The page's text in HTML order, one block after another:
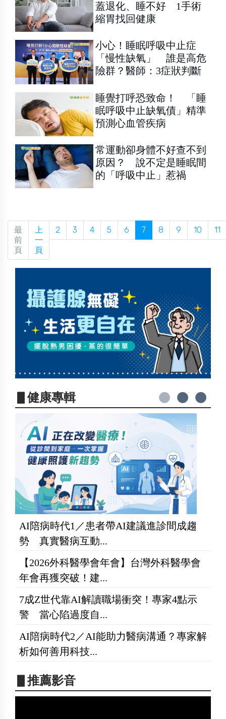
蓋退化、睡不好 1手術
縮胃找回健康
小心！睡眠呼吸中止症
「慢性缺氧」 誰是高危
險群？醫師：3症狀判斷
睡覺打呼恐致命！ 「睡
眠呼吸中止缺氧債」精準
預測心血管疾病
常運動卻身體不好查不到
原因？ 說不定是睡眠間
的「呼吸中止」惹禍
最
前
頁
上
一
頁
2 3 4 5 6 7 8 9 10 11
▋健康專輯
AI陪病時代1／患者帶AI建議進診間成趨
勢 真實醫病互動...
【2026外科醫學會年會】台灣外科醫學會
年會再獲突破！建...
7成Z世代靠AI解讀職場衝突！專家4點示
警 當心陷過度自...
AI陪病時代2／AI能助力醫病溝通？專家解
析如何善用科技...
▋推薦影音